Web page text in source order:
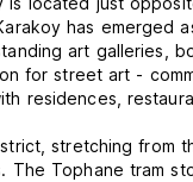
has emerged
art galleries,
for street art -
residences,
stretching from
The Tophane tram